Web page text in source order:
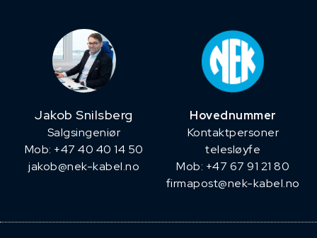
Jakob Snilsberg
​Salgsingeniør
Mob: +47 40 40 14 50
jakob@nek-kabel.no
Hovednummer
Kontaktpersoner
telesløyfe
Mob: +47 67 91 21 80
firmapost@nek-kabel.no